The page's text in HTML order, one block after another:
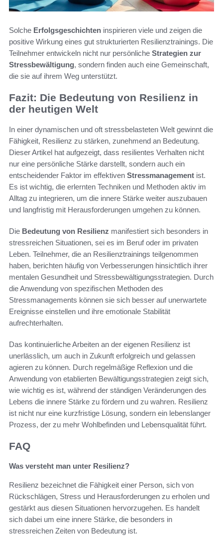
Solche Erfolgsgeschichten inspirieren viele und zeigen die
positive Wirkung eines gut strukturierten Resilienztrainings. Die
Teilnehmer entwickeln nicht nur persönliche Strategien zur
Stressbewältigung, sondern finden auch eine Gemeinschaft,
die sie auf ihrem Weg unterstützt.
Fazit: Die Bedeutung von Resilienz in
der heutigen Welt
In einer dynamischen und oft stressbelasteten Welt gewinnt die
Fähigkeit, Resilienz zu stärken, zunehmend an Bedeutung.
Dieser Artikel hat aufgezeigt, dass resilientes Verhalten nicht
nur eine persönliche Stärke darstellt, sondern auch ein
entscheidender Faktor im effektiven Stressmanagement ist.
Es ist wichtig, die erlernten Techniken und Methoden aktiv im
Alltag zu integrieren, um die innere Stärke weiter auszubauen
und langfristig mit Herausforderungen umgehen zu können.
Die Bedeutung von Resilienz manifestiert sich besonders in
stressreichen Situationen, sei es im Beruf oder im privaten
Leben. Teilnehmer, die an Resilienztrainings teilgenommen
haben, berichten häufig von Verbesserungen hinsichtlich ihrer
mentalen Gesundheit und Stressbewältigungsstrategien. Durch
die Anwendung von spezifischen Methoden des
Stressmanagements können sie sich besser auf unerwartete
Ereignisse einstellen und ihre emotionale Stabilität
aufrechterhalten.
Das kontinuierliche Arbeiten an der eigenen Resilienz ist
unerlässlich, um auch in Zukunft erfolgreich und gelassen
agieren zu können. Durch regelmäßige Reflexion und die
Anwendung von etablierten Bewältigungsstrategien zeigt sich,
wie wichtig es ist, während der ständigen Veränderungen des
Lebens die innere Stärke zu fördern und zu wahren. Resilienz
ist nicht nur eine kurzfristige Lösung, sondern ein lebenslanger
Prozess, der zu mehr Wohlbefinden und Lebensqualität führt.
FAQ
Was versteht man unter Resilienz?
Resilienz bezeichnet die Fähigkeit einer Person, sich von
Rückschlägen, Stress und Herausforderungen zu erholen und
gestärkt aus diesen Situationen hervorzugehen. Es handelt
sich dabei um eine innere Stärke, die besonders in
stressreichen Zeiten von Bedeutung ist.